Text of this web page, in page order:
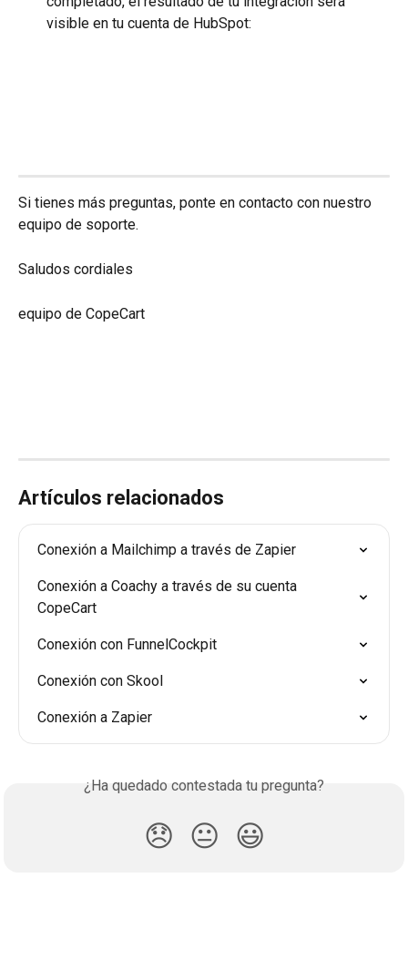
visible en tu cuenta de HubSpot:
Si tienes más preguntas, ponte en contacto con nuestro
equipo de soporte.
Saludos cordiales
equipo de CopeCart
Artículos relacionados
Conexión a Mailchimp a través de Zapier
Conexión a Coachy a través de su cuenta
CopeCart
Conexión con FunnelCockpit
Conexión con Skool
Conexión a Zapier
¿Ha quedado contestada tu pregunta?
😞 😐 😃